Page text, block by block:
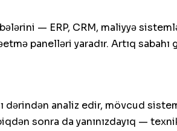
— ERP, CRM, maliyyə
panelləri yaradır. Artıq
dərindən analiz edir, mövcud
sonra da yanınızdayıq —